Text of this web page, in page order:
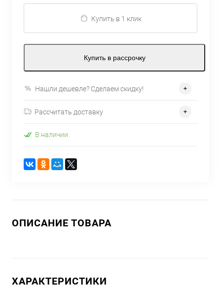
Купить в 1 клик
Купить в рассрочку
Нашли дешевле? Сделаем скидку!
Рассчитать доставку
В наличии
ОПИСАНИЕ ТОВАРА
ХАРАКТЕРИСТИКИ